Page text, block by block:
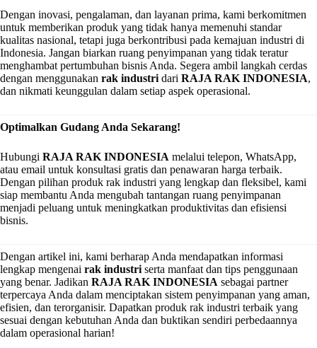
Dengan inovasi, pengalaman, dan layanan prima, kami berkomitmen
untuk memberikan produk yang tidak hanya memenuhi standar
kualitas nasional, tetapi juga berkontribusi pada kemajuan industri di
Indonesia. Jangan biarkan ruang penyimpanan yang tidak teratur
menghambat pertumbuhan bisnis Anda. Segera ambil langkah cerdas
dengan menggunakan rak industri dari RAJA RAK INDONESIA,
dan nikmati keunggulan dalam setiap aspek operasional.
Optimalkan Gudang Anda Sekarang!
Hubungi RAJA RAK INDONESIA melalui telepon, WhatsApp,
atau email untuk konsultasi gratis dan penawaran harga terbaik.
Dengan pilihan produk rak industri yang lengkap dan fleksibel, kami
siap membantu Anda mengubah tantangan ruang penyimpanan
menjadi peluang untuk meningkatkan produktivitas dan efisiensi
bisnis.
Dengan artikel ini, kami berharap Anda mendapatkan informasi
lengkap mengenai rak industri serta manfaat dan tips penggunaan
yang benar. Jadikan RAJA RAK INDONESIA sebagai partner
terpercaya Anda dalam menciptakan sistem penyimpanan yang aman,
efisien, dan terorganisir. Dapatkan produk rak industri terbaik yang
sesuai dengan kebutuhan Anda dan buktikan sendiri perbedaannya
dalam operasional harian!